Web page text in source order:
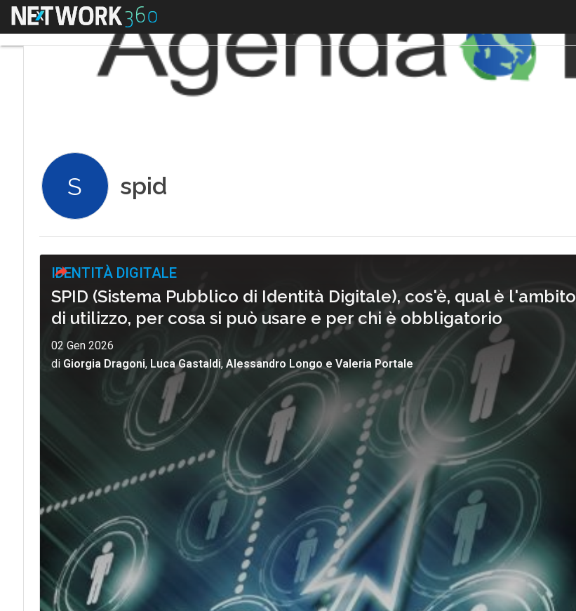
Menu
S spid
IDENTITÀ DIGITALE
SPID (Sistema Pubblico di Identità Digitale), cos'è, qual è l'ambito
di utilizzo, per cosa si può usare e per chi è obbligatorio
02 Gen 2026
di Giorgia Dragoni, Luca Gastaldi, Alessandro Longo e Valeria Portale